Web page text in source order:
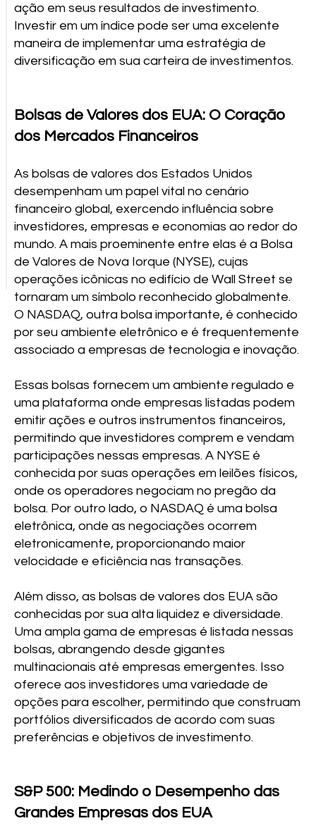
ação em seus resultados de investimento.
Investir em um índice pode ser uma excelente
maneira de implementar uma estratégia de
diversificação em sua carteira de investimentos.
Bolsas de Valores dos EUA: O Coração
dos Mercados Financeiros
As bolsas de valores dos Estados Unidos
desempenham um papel vital no cenário
financeiro global, exercendo influência sobre
investidores, empresas e economias ao redor do
mundo. A mais proeminente entre elas é a Bolsa
de Valores de Nova Iorque (NYSE), cujas
operações icônicas no edifício de Wall Street se
tornaram um símbolo reconhecido globalmente.
O NASDAQ, outra bolsa importante, é conhecido
por seu ambiente eletrônico e é frequentemente
associado a empresas de tecnologia e inovação.
Essas bolsas fornecem um ambiente regulado e
uma plataforma onde empresas listadas podem
emitir ações e outros instrumentos financeiros,
permitindo que investidores comprem e vendam
participações nessas empresas. A NYSE é
conhecida por suas operações em leilões físicos,
onde os operadores negociam no pregão da
bolsa. Por outro lado, o NASDAQ é uma bolsa
eletrônica, onde as negociações ocorrem
eletronicamente, proporcionando maior
velocidade e eficiência nas transações.
Além disso, as bolsas de valores dos EUA são
conhecidas por sua alta liquidez e diversidade.
Uma ampla gama de empresas é listada nessas
bolsas, abrangendo desde gigantes
multinacionais até empresas emergentes. Isso
oferece aos investidores uma variedade de
opções para escolher, permitindo que construam
portfólios diversificados de acordo com suas
preferências e objetivos de investimento.
S&P 500: Medindo o Desempenho das
Grandes Empresas dos EUA